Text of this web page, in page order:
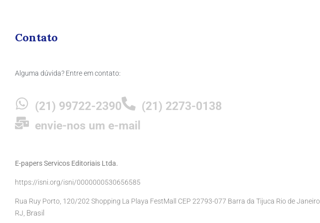
Contato
Alguma dúvida? Entre em contato:
(21) 99722-2390
(21) 2273-0138
envie-nos um e-mail
E-papers Servicos Editoriais Ltda.
https://isni.org/isni/0000000530656585
Rua Ruy Porto, 120/202 Shopping La Playa FestMall CEP 22793-077 Barra da Tijuca Rio de Janeiro
RJ, Brasil